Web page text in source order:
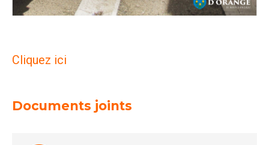
Cliquez ici
Documents joints